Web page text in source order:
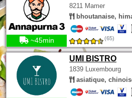
8211 Mamer
bhoutanaise,
~45min (65)
UMI BISTRO
1839 Luxembourg
asiatique,